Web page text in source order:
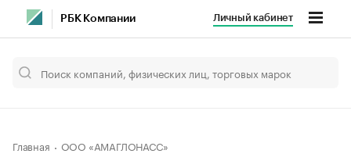
РБК Компании Личный кабинет
Главная ООО «АМАГЛОНАСС»